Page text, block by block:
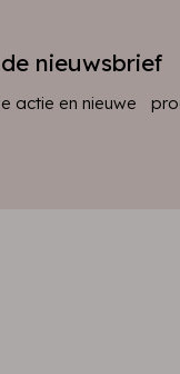
nieuwsbrief
actie en nieuwe